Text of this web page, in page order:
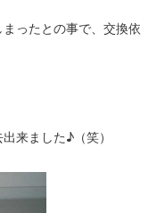
ったとの事で、交換依
来ました♪（笑）